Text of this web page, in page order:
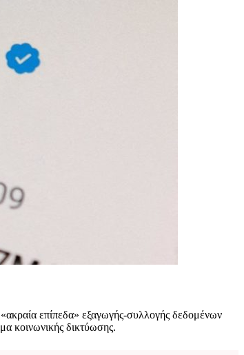
επίπεδα» εξαγωγής-συλλογής δεδομένων
κοινωνικής δικτύωσης.